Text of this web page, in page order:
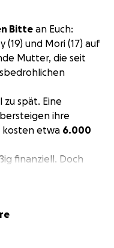
Bitte an Euch:
und Mori (17) auf
Mutter, die seit
spät. Eine
ihre
kosten etwa 6.000
finanziell. Doch
zurücklassen
davon, ein